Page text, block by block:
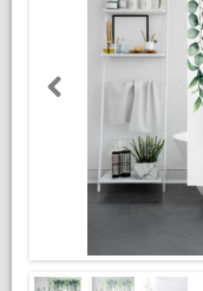
Previous